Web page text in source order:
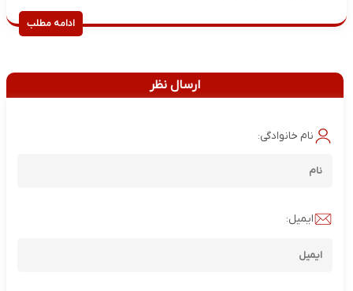
ادامه مطلب
ارسال نظر
نام خانوادگی:
ایمیل: